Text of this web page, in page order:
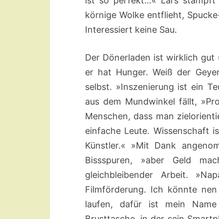
körnige Wolke entflieht,
Interessiert keine Sau.
Der Dönerladen ist wirklich
er hat Hunger. Weiß der
selbst. »Inszenierung ist ein
aus dem Mundwinkel fällt,
Menschen, dass man
einfache Leute. Wissenschaft
Künstler.« »Mit Dank
Bissspuren, »aber Geld
gleichbleibender Arbeit.
Filmförderung. Ich könnte
laufen, dafür ist mein